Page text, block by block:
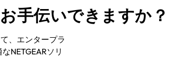
手伝いできますか？
、エンタープラ
NETGEARソリ